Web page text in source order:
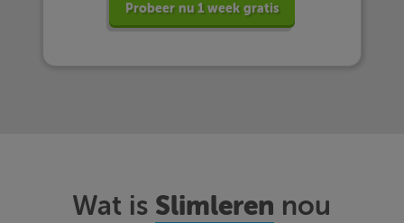
Probeer nu 1 week gratis
Wat is Slimleren nou